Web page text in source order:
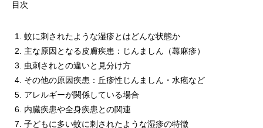
目次
蚊に刺されたような湿疹とはどんな状態か
主な原因となる皮膚疾患：じんましん（蕁麻疹）
虫刺されとの違いと見分け方
その他の原因疾患：丘疹性じんましん・水疱など
アレルギーが関係している場合
内臓疾患や全身疾患との関連
子どもに多い蚊に刺されたような湿疹の特徴